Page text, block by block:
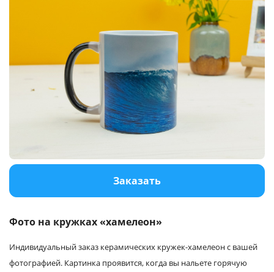
Багетная мастерская
Заказать
Фото на кружках «хамелеон»
Индивидуальный заказ керамических кружек-хамелеон с вашей
фотографией. Картинка проявится, когда вы нальете горячую